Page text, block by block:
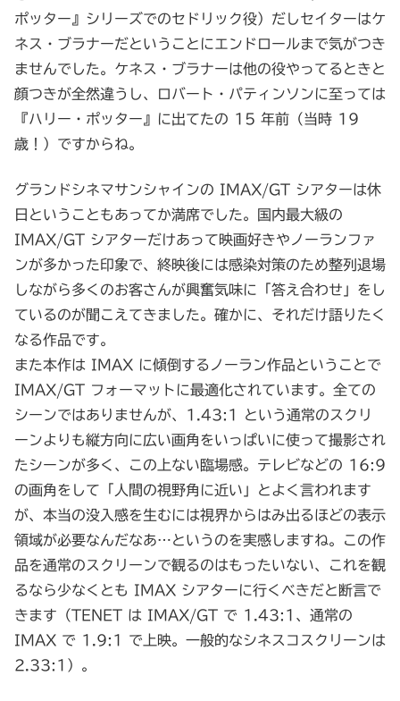
ポッター』シリーズでのセドリック役）だしセイターはケ
ネス・ブラナーだということにエンドロールまで気がつき
ませんでした。ケネス・ブラナーは他の役やってるときと
顔つきが全然違うし、ロバート・パティンソンに至っては
『ハリー・ポッター』に出てたの 15 年前（当時 19
歳！）ですからね。
グランドシネマサンシャインの IMAX/GT シアターは休
日ということもあってか満席でした。国内最大級の
IMAX/GT シアターだけあって映画好きやノーランファ
ンが多かった印象で、終映後には感染対策のため整列退場
しながら多くのお客さんが興奮気味に「答え合わせ」をし
ているのが聞こえてきました。確かに、それだけ語りたく
なる作品です。
また本作は IMAX に傾倒するノーラン作品ということで
IMAX/GT フォーマットに最適化されています。全ての
シーンではありませんが、1.43:1 という通常のスクリ
ーンよりも縦方向に広い画角をいっぱいに使って撮影され
たシーンが多く、この上ない臨場感。テレビなどの 16:9
の画角をして「人間の視野角に近い」とよく言われます
が、本当の没入感を生むには視界からはみ出るほどの表示
領域が必要なんだなあ…というのを実感しますね。この作
品を通常のスクリーンで観るのはもったいない、これを観
るなら少なくとも IMAX シアターに行くべきだと断言で
きます（TENET は IMAX/GT で 1.43:1、通常の
IMAX で 1.9:1 で上映。一般的なシネスコスクリーンは
2.33:1）。